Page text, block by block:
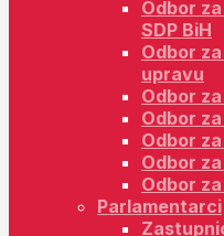
Odbor
SDP BiH
Odbor
upravu
Odbor
Odbor
Odbor
Odbor
Odbor
Parlamentarci